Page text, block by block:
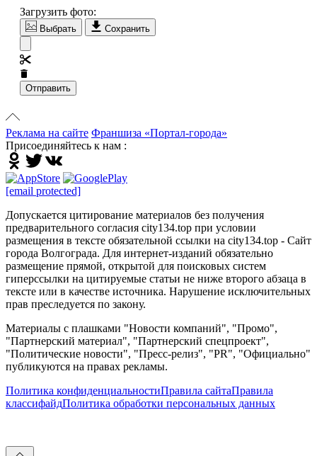
Загрузить фото:
Выбрать Сохранить
Отправить
Реклама на сайте Франшиза «Портал-города»
Присоединяйтесь к нам :
[email protected]
Допускается цитирование материалов без получения
предварительного согласия city134.top при условии
размещения в тексте обязательной ссылки на city134.top - Сайт
города Волгограда. Для интернет-изданий обязательно
размещение прямой, открытой для поисковых систем
гиперссылки на цитируемые статьи не ниже второго абзаца в
тексте или в качестве источника. Нарушение исключительных
прав преследуется по закону.
Материалы с плашками "Новости компаний", "Промо",
"Партнерский материал", "Партнерский спецпроект",
"Политические новости", "Пресс-релиз", "PR", "Официально"
публикуются на правах рекламы.
Политика конфиденциальностиПравила сайтаПравила
классифайдПолитика обработки персональных данных